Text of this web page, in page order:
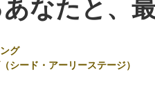
なたと、
グ
シード・アーリーステージ）